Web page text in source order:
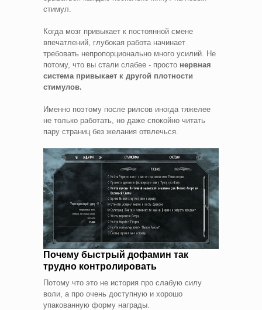
стимул.
Когда мозг привыкает к постоянной смене
впечатлений, глубокая работа начинает
требовать непропорционально много усилий. Не
потому, что вы стали слабее - просто нервная
система привыкает к другой плотности
стимулов.
Именно поэтому после рилсов иногда тяжелее
не только работать, но даже спокойно читать
пару страниц без желания отвлечься.
Почему быстрый дофамин так
трудно контролировать
Потому что это не история про слабую силу
воли, а про очень доступную и хорошо
упакованную форму награды.